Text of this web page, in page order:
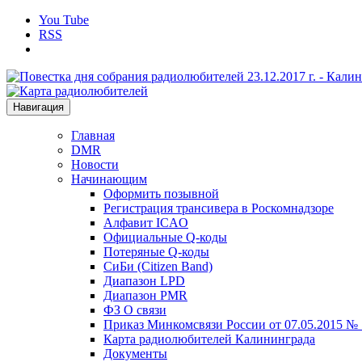
You Tube
RSS
Навигация
Главная
DMR
Новости
Начинающим
Оформить позывной
Регистрация трансивера в Роскомнадзоре
Алфавит ICAO
Официальные Q-коды
Потеряные Q-коды
СиБи (Citizen Band)
Диапазон LPD
Диапазон PMR
ФЗ О связи
Приказ Минкомсвязи России от 07.05.2015 №
Карта радиолюбителей Калининграда
Документы